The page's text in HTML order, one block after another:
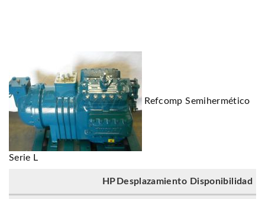
Refcomp Semihermético
Serie L
HP Desplazamiento Disponibilidad